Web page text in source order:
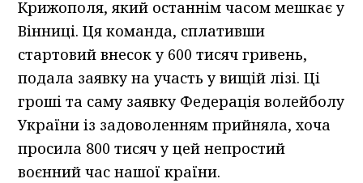
Крижополя, який останнім часом мешкає у
Вінниці. Ця команда, сплативши
стартовий внесок у 600 тисяч гривень,
подала заявку на участь у вищій лізі. Ці
гроші та саму заявку Федерація волейболу
України із задоволенням прийняла, хоча
просила 800 тисяч у цей непростий
воєнний час нашої країни.